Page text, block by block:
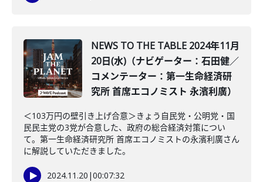
NEWS TO THE TABLE 2024年11月
20日(水)（ナビゲーター：石田健／
コメンテーター：第一生命経済研
究所 首席エコノミスト 永濱利廣）
＜103万円の壁引き上げ合意＞きょう自民党・公明党・国
民民主党の3党が合意した、政府の総合経済対策につい
て。第一生命経済研究所 首席エコノミストの永濱利廣さん
に解説していただきました。
2024.11.20 |00:07:32